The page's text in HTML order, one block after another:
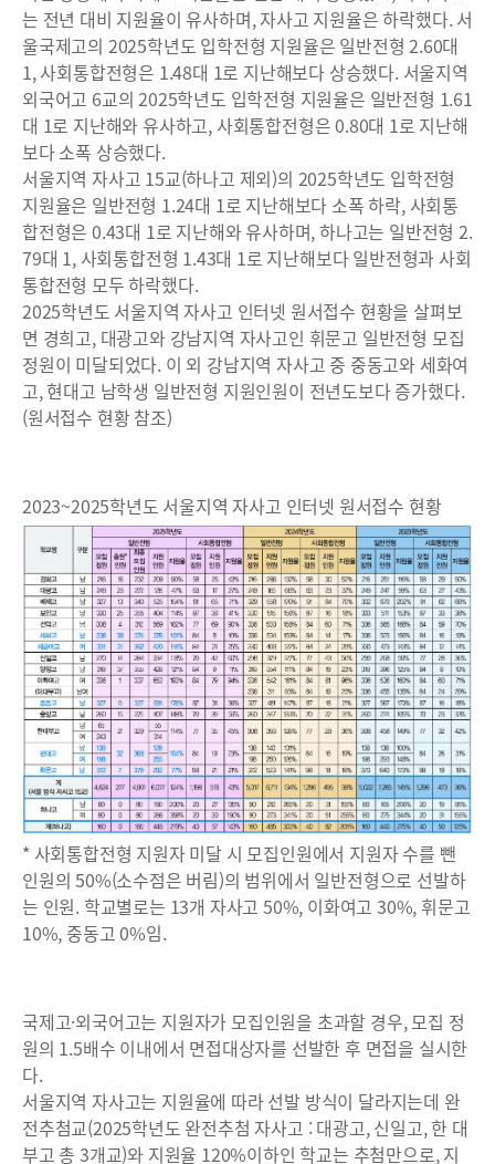
는 전년 대비 지원율이 유사하며, 자사고 지원율은 하락했다. 서
울국제고의 2025학년도 입학전형 지원율은 일반전형 2.60대
1, 사회통합전형은 1.48대 1로 지난해보다 상승했다. 서울지역
외국어고 6교의 2025학년도 입학전형 지원율은 일반전형 1.61
대 1로 지난해와 유사하고, 사회통합전형은 0.80대 1로 지난해
보다 소폭 상승했다.
서울지역 자사고 15교(하나고 제외)의 2025학년도 입학전형
지원율은 일반전형 1.24대 1로 지난해보다 소폭 하락, 사회통
합전형은 0.43대 1로 지난해와 유사하며, 하나고는 일반전형 2.
79대 1, 사회통합전형 1.43대 1로 지난해보다 일반전형과 사회
통합전형 모두 하락했다.
2025학년도 서울지역 자사고 인터넷 원서접수 현황을 살펴보
면 경희고, 대광고와 강남지역 자사고인 휘문고 일반전형 모집
정원이 미달되었다. 이 외 강남지역 자사고 중 중동고와 세화여
고, 현대고 남학생 일반전형 지원인원이 전년도보다 증가했다.
(원서접수 현황 참조)
2023~2025학년도 서울지역 자사고 인터넷 원서접수 현황
* 사회통합전형 지원자 미달 시 모집인원에서 지원자 수를 뺀
인원의 50%(소수점은 버림)의 범위에서 일반전형으로 선발하
는 인원. 학교별로는 13개 자사고 50%, 이화여고 30%, 휘문고
10%, 중동고 0%임.
국제고·외국어고는 지원자가 모집인원을 초과할 경우, 모집 정
원의 1.5배수 이내에서 면접대상자를 선발한 후 면접을 실시한
다.
서울지역 자사고는 지원율에 따라 선발 방식이 달라지는데 완
전추첨교(2025학년도 완전추첨 자사고 : 대광고, 신일고, 한 대
부고 총 3개교)와 지원율 120%이하인 학교는 추첨만으로, 지